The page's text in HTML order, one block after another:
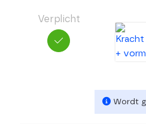
Verplicht
Wordt